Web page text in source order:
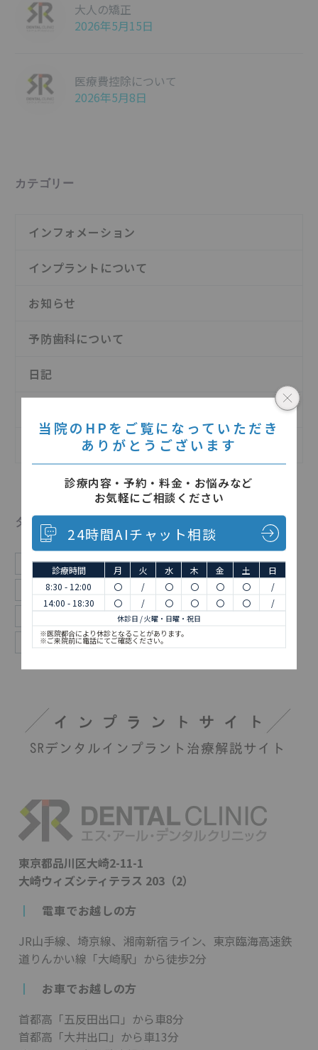
大人の矯正
2026年5月15日
医療費控除について
2026年5月8日
カテゴリー
インフォメーション
インプラントについて
お知らせ
予防歯科について
日記
矯正歯科について
タグ
お知らせ インプラント 予防歯科
休診
口腔外科
審美 審美歯科 日々
歯医者
歯周病
活動報告 矯正
矯正歯科
総合歯科
東京都品川区大崎2-11-1
大崎ウィズシティテラス 203（2）
┃
電車でお越しの方
JR山手線、埼京線、湘南新宿ライン、東京臨海高速鉄
道りんかい線「大崎駅」から徒歩2分
┃
お車でお越しの方
首都高「五反田出口」から車8分
首都高「大井出口」から車13分
当院のHPをご覧になっていただき
ありがとうございます
診療内容・予約・料金・お悩みなど
お気軽にご相談ください
24時間AIチャット相談
診療時間 月 火 水 木 金 土
日
8:30 - 12:00
〇 / 〇 〇 〇 〇
/
14:00 - 18:30
〇 / 〇 〇 〇 〇 /
休診日 / 火曜・日曜・祝日
※医院都合により休診となることがあります。
※ご来院前に電話にてご確認ください。